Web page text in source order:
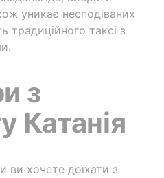
уникає несподіваних
традиційного таксі з
з
Катанія
ви хочете доїхати з